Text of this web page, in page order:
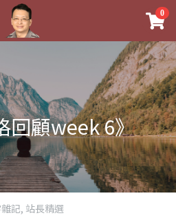
0
回顧week 6》
記, 站長精選
×
商品分類
完整典藏版